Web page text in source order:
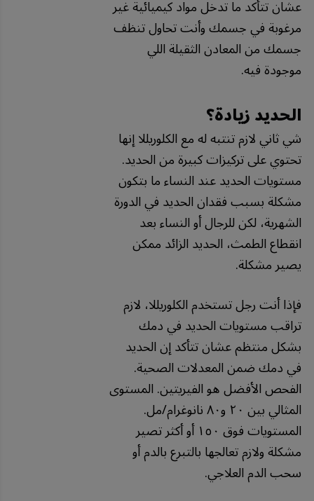
عشان تتأكد ما تدخل مواد كيميائية غير
مرغوبة في جسمك وأنت تحاول تنظف
جسمك من المعادن الثقيلة اللي
موجودة فيه.
الحديد زيادة؟
شي ثاني لازم تنتبه له مع الكلوريللا إنها
تحتوي على تركيزات كبيرة من الحديد.
مستويات الحديد عند النساء ما بتكون
مشكلة بسبب فقدان الحديد في الدورة
الشهرية، لكن للرجال أو النساء بعد
انقطاع الطمث، الحديد الزائد ممكن
يصير مشكلة.
فإذا أنت رجل تستخدم الكلوريللا، لازم
تراقب مستويات الحديد في دمك
بشكل منتظم عشان تتأكد إن الحديد
في دمك ضمن المعدلات الصحية.
الفحص الأفضل هو الفيريتين. المستوى
المثالي بين ٢٠ و٨٠ نانوغرام/مل.
المستويات فوق ١٥٠ أو أكثر تصير
مشكلة ولازم تعالجها بالتبرع بالدم أو
سحب الدم العلاجي.